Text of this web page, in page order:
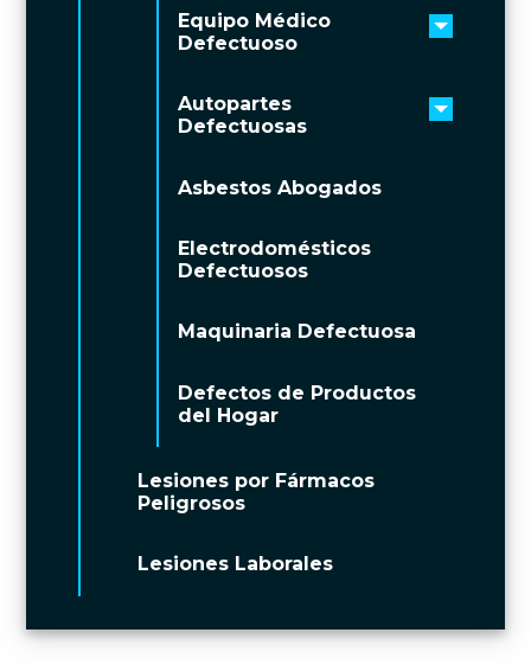
Equipo Médico
Defectuoso
Toggle
Autopartes
Defectuosas
Toggle
Asbestos Abogados
Electrodomésticos
Defectuosos
Maquinaria Defectuosa
Defectos de Productos
del Hogar
Lesiones por Fármacos
Peligrosos
Lesiones Laborales